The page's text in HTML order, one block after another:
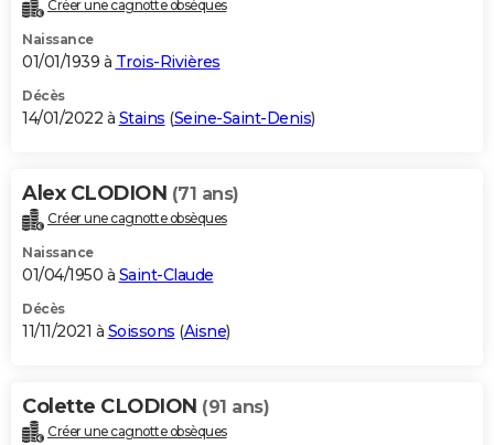
Créer une cagnotte obsèques
Naissance
01/01/1939 à Trois-Rivières
Décès
14/01/2022 à Stains (Seine-Saint-Denis)
Alex CLODION (71 ans)
Créer une cagnotte obsèques
Naissance
01/04/1950 à Saint-Claude
Décès
11/11/2021 à Soissons (Aisne)
Colette CLODION (91 ans)
Créer une cagnotte obsèques